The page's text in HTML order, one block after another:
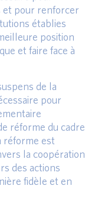
et pour renforcer
établies
position
et faire face à
de la
pour
réforme du cadre
réforme est
la coopération
des actions
fidèle et en